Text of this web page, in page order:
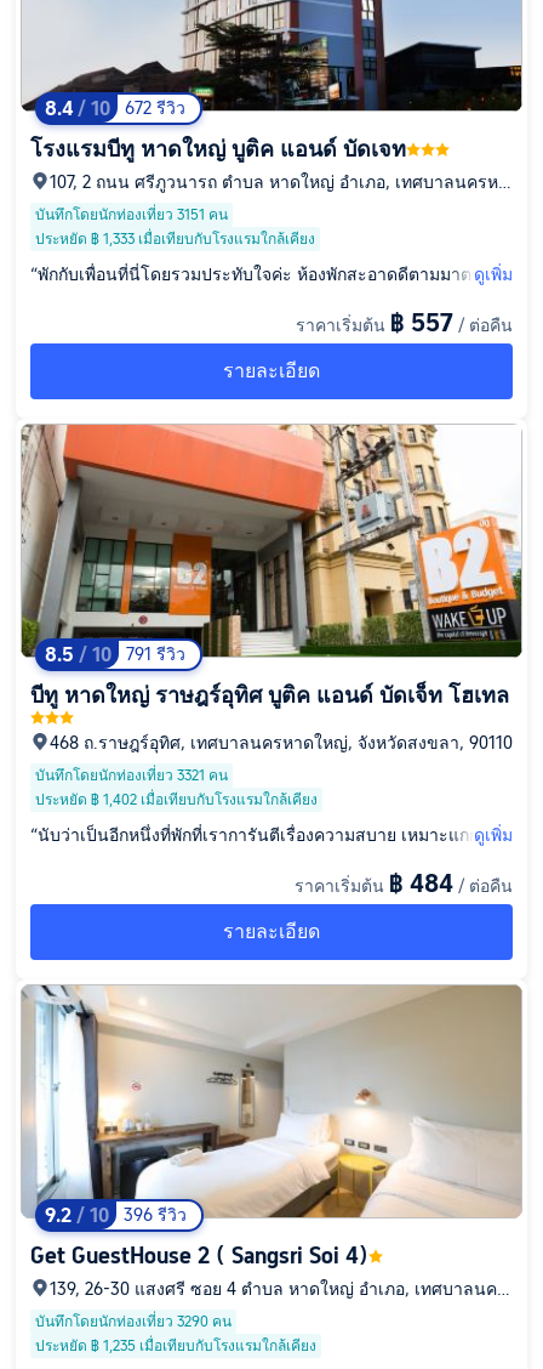
8.4 / 10 672 รีวิว
โรงแรมบีทู หาดใหญ่ บูติค แอนด์ บัดเจท
107, 2 ถนน ศรีภูวนารถ ตำบล หาดใหญ่ อำเภอ, เทศบาลนครหา
ดใหญ่, จังหวัดสงขลา, 90110
บันทึกโดยนักท่องเที่ยว 3151 คน
ประหยัด ฿ 1,333 เมื่อเทียบกับโรงแรมใกล้เคียง
“พักกับเพื่อนที่นี่โดยรวมประทับใจค่ะ ห้องพักสะอาดดีตามมาตรฐาน
จุดต่าง ๆ ในหาดใหญ่ได้ง่าย มีร้านอาหารและร้านสะดวกซื้อใกล้ ๆ
มื่อเทียบกับราคาแล้วถือว่าคุ้มค่า เหมาะสำหรับคนที่มองหาที่พักเรีย
ดูเพิ่ม
ราคาเริ่มต้น ฿ 557 / ต่อคืน
รายละเอียด
8.5 / 10 791 รีวิว
บีทู หาดใหญ่ ราษฎร์อุทิศ บูติค แอนด์ บัดเจ็ท โฮเทล
468 ถ.ราษฎร์อุทิศ, เทศบาลนครหาดใหญ่, จังหวัดสงขลา, 90110
บันทึกโดยนักท่องเที่ยว 3321 คน
ประหยัด ฿ 1,402 เมื่อเทียบกับโรงแรมใกล้เคียง
“นับว่าเป็นอีกหนึ่งที่พักที่เราการันตีเรื่องความสบาย เหมาะแกการพั
ลิ่มหอมฟุ้งงงงง แบบน่าอยู่มาก แถมหน้าเคาว์เตอร์เช็คอิน คือแบบ
นชิวๆ ส่วนห้องนอนคือสะอาดมาก ห้องน้ำก็สะอาด แถมแอร์เย็นฉ่ำ
ปเลยย แนะนำน่า สำหรับใครที่เลือกหาห้องพัก แนะนำโรงแรม บีทู
เลยค่า แถมราคายังน่ารักอีกด้วย 🥰”
ดูเพิ่ม
ราคาเริ่มต้น ฿ 484 / ต่อคืน
รายละเอียด
9.2 / 10 396 รีวิว
Get GuestHouse 2 ( Sangsri Soi 4)
139, 26-30 แสงศรี ซอย 4 ตำบล หาดใหญ่ อำเภอ, เทศบาลนคร
หาดใหญ่, จังหวัดสงขลา, 90110
บันทึกโดยนักท่องเที่ยว 3290 คน
ประหยัด ฿ 1,235 เมื่อเทียบกับโรงแรมใกล้เคียง